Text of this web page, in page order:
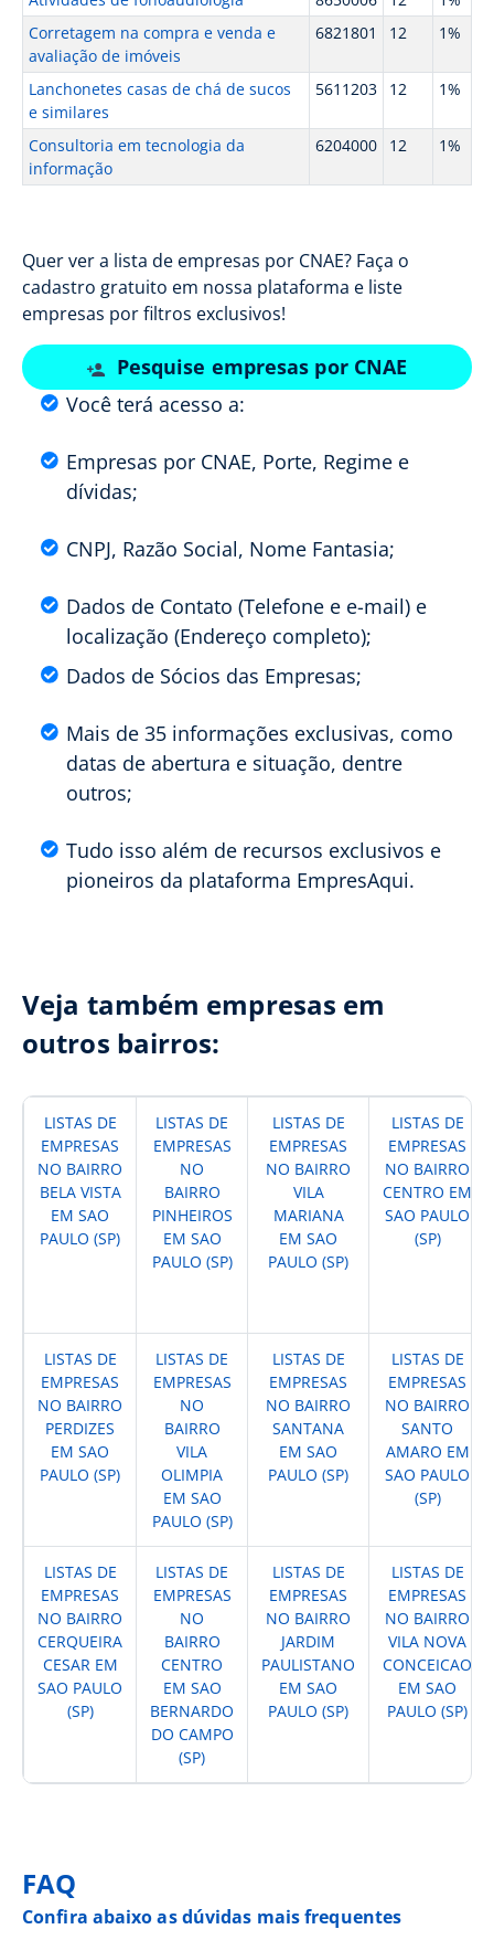
Corretagem na compra e venda e
avaliação de imóveis
6821801 12 1%
Lanchonetes casas de chá de sucos
e similares
5611203 12 1%
Consultoria em tecnologia da
informação
6204000 12 1%
Quer ver a lista de empresas por CNAE? Faça o
cadastro gratuito em nossa plataforma e liste
empresas por filtros exclusivos!
Pesquise empresas por CNAE
Você terá acesso a:
Empresas por CNAE, Porte, Regime e
dívidas;
CNPJ, Razão Social, Nome Fantasia;
Dados de Contato (Telefone e e-mail) e
localização (Endereço completo);
Dados de Sócios das Empresas;
Mais de 35 informações exclusivas, como
datas de abertura e situação, dentre
outros;
Tudo isso além de recursos exclusivos e
pioneiros da plataforma EmpresAqui.
Veja também empresas em
outros bairros:
LISTAS DE
EMPRESAS
NO BAIRRO
BELA VISTA
EM SAO
PAULO (SP)
LISTAS DE
EMPRESAS
NO
BAIRRO
PINHEIROS
EM SAO
PAULO (SP)
LISTAS DE
EMPRESAS
NO BAIRRO
VILA
MARIANA
EM SAO
PAULO (SP)
LISTAS DE
EMPRESAS
NO BAIRRO
CENTRO EM
SAO PAULO
(SP)
LISTAS DE
EMPRESAS
NO BAIRRO
PERDIZES
EM SAO
PAULO (SP)
LISTAS DE
EMPRESAS
NO
BAIRRO
VILA
OLIMPIA
EM SAO
PAULO (SP)
LISTAS DE
EMPRESAS
NO BAIRRO
SANTANA
EM SAO
PAULO (SP)
LISTAS DE
EMPRESAS
NO BAIRRO
SANTO
AMARO EM
SAO PAULO
(SP)
LISTAS DE
EMPRESAS
NO BAIRRO
CERQUEIRA
CESAR EM
SAO PAULO
(SP)
LISTAS DE
EMPRESAS
NO
BAIRRO
CENTRO
EM SAO
BERNARDO
DO CAMPO
(SP)
LISTAS DE
EMPRESAS
NO BAIRRO
JARDIM
PAULISTANO
EM SAO
PAULO (SP)
LISTAS DE
EMPRESAS
NO BAIRRO
VILA NOVA
CONCEICAO
EM SAO
PAULO (SP)
FAQ
Confira abaixo as dúvidas mais frequentes